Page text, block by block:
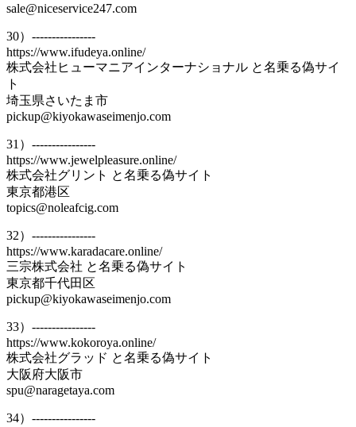
sale@niceservice247.com
30）----------------
https://www.ifudeya.online/
株式会社ヒューマニアインターナショナル と名乗る偽サイ
ト
埼玉県さいたま市
pickup@kiyokawaseimenjo.com
31）----------------
https://www.jewelpleasure.online/
株式会社グリント と名乗る偽サイト
東京都港区
topics@noleafcig.com
32）----------------
https://www.karadacare.online/
三宗株式会社 と名乗る偽サイト
東京都千代田区
pickup@kiyokawaseimenjo.com
33）----------------
https://www.kokoroya.online/
株式会社グラッド と名乗る偽サイト
大阪府大阪市
spu@naragetaya.com
34）----------------